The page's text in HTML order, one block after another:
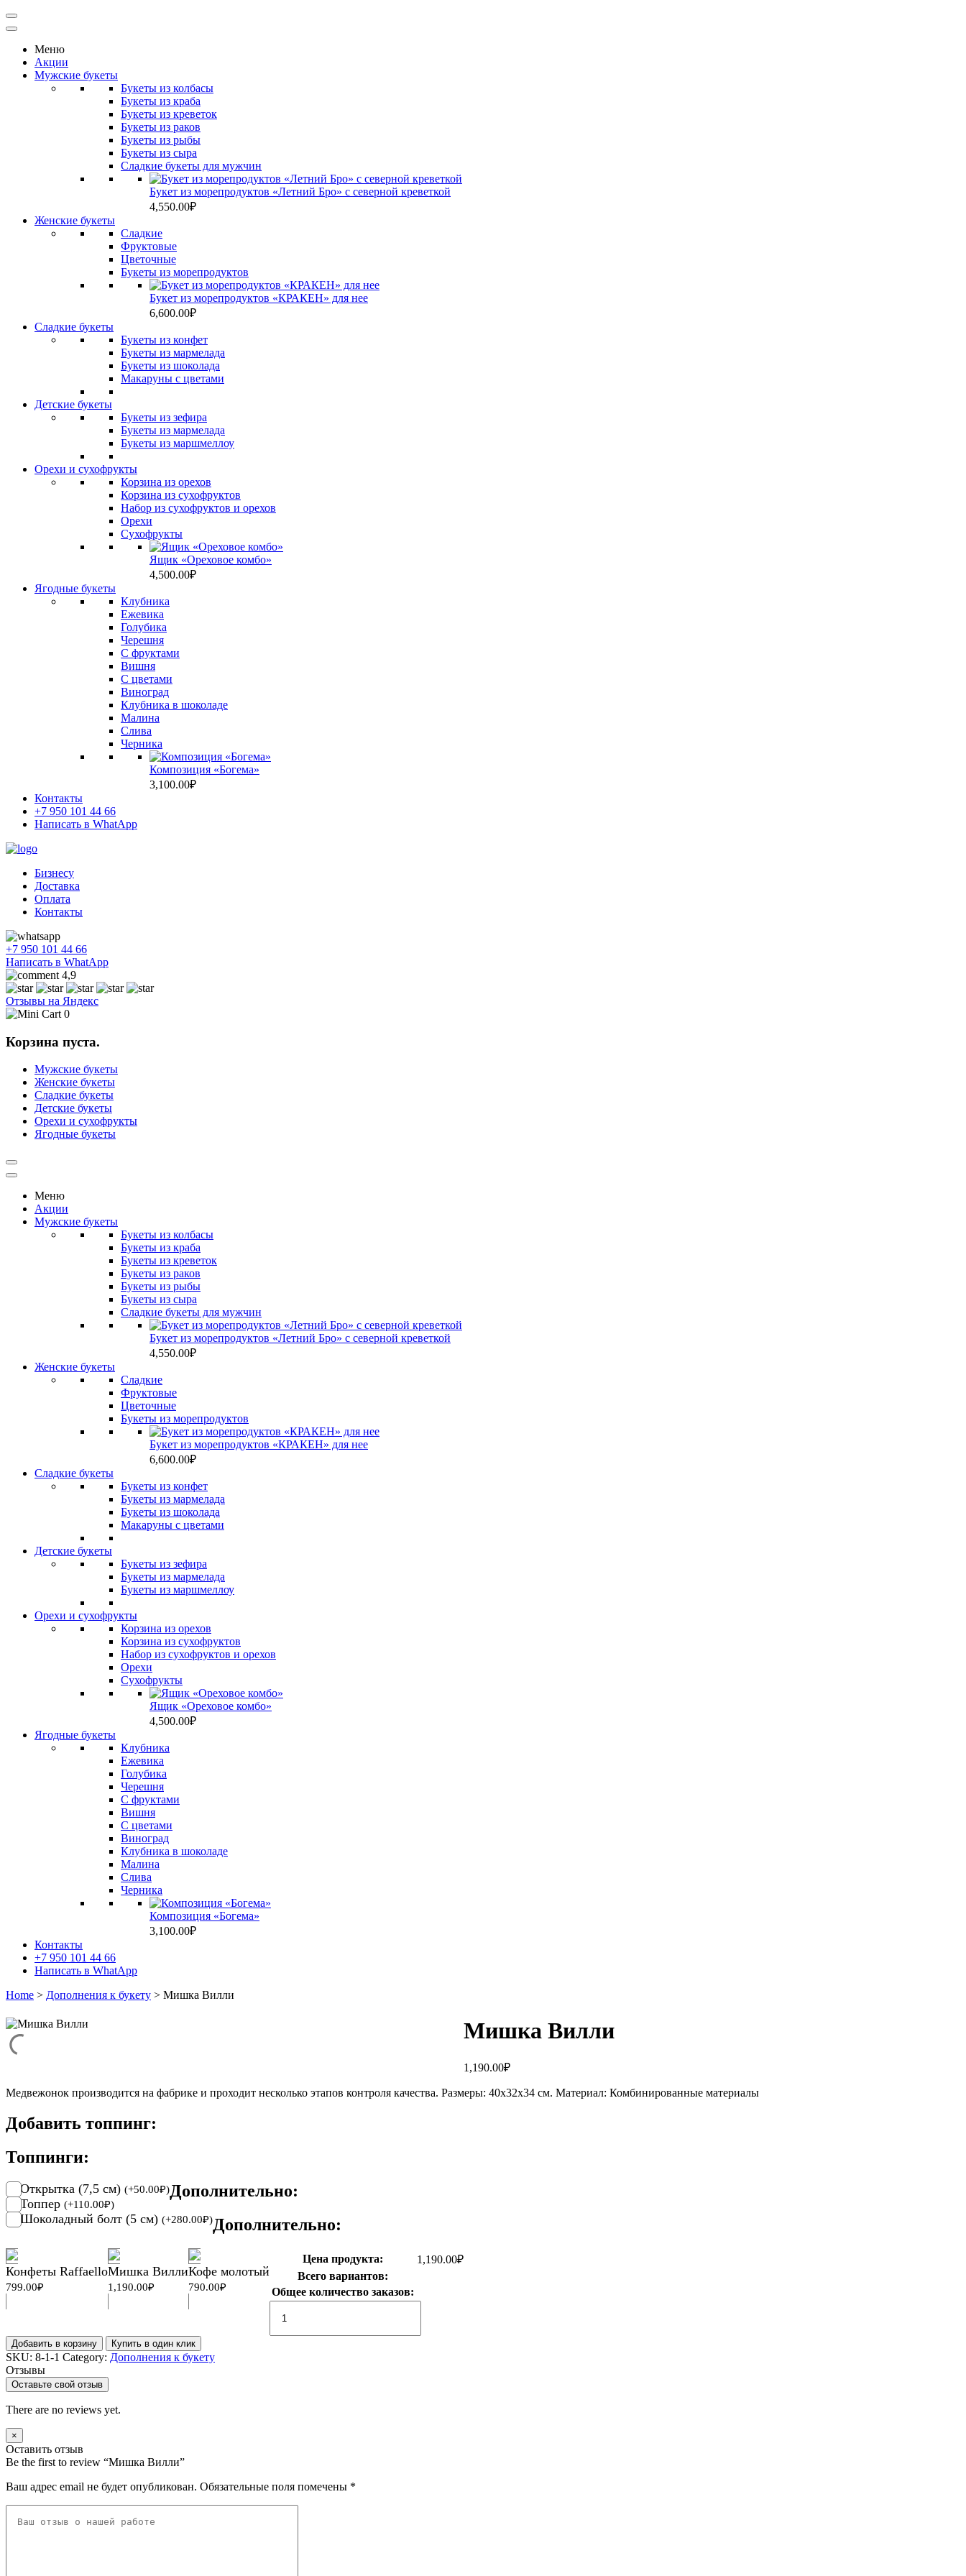
Меню
Акции
Мужские букеты
Букеты из колбасы
Букеты из краба
Букеты из креветок
Букеты из раков
Букеты из рыбы
Букеты из сыра
Сладкие букеты для мужчин
Букет из морепродуктов «Летний Бро» с северной креветкой
4,550.00₽
Женские букеты
Сладкие
Фруктовые
Цветочные
Букеты из морепродуктов
Букет из морепродуктов «КРАКЕН» для нее
6,600.00₽
Сладкие букеты
Букеты из конфет
Букеты из мармелада
Букеты из шоколада
Макаруны с цветами
Детские букеты
Букеты из зефира
Букеты из мармелада
Букеты из маршмеллоу
Орехи и сухофрукты
Корзина из орехов
Корзина из сухофруктов
Набор из сухофруктов и орехов
Орехи
Сухофрукты
Ящик «Ореховое комбо»
4,500.00₽
Ягодные букеты
Клубника
Ежевика
Голубика
Черешня
С фруктами
Вишня
C цветами
Виноград
Клубника в шоколаде
Малина
Слива
Черника
Композиция «Богема»
3,100.00₽
Контакты
+7 950 101 44 66
Написать в WhatApp
Бизнесу
Доставка
Оплата
Контакты
+7 950 101 44 66
Написать в WhatApp
4,9
Отзывы на Яндекс
0
Корзина пуста.
Мужские букеты
Женские букеты
Сладкие букеты
Детские букеты
Орехи и сухофрукты
Ягодные букеты
Меню
Акции
Мужские букеты
Букеты из колбасы
Букеты из краба
Букеты из креветок
Букеты из раков
Букеты из рыбы
Букеты из сыра
Сладкие букеты для мужчин
Букет из морепродуктов «Летний Бро» с северной креветкой
4,550.00₽
Женские букеты
Сладкие
Фруктовые
Цветочные
Букеты из морепродуктов
Букет из морепродуктов «КРАКЕН» для нее
6,600.00₽
Сладкие букеты
Букеты из конфет
Букеты из мармелада
Букеты из шоколада
Макаруны с цветами
Детские букеты
Букеты из зефира
Букеты из мармелада
Букеты из маршмеллоу
Орехи и сухофрукты
Корзина из орехов
Корзина из сухофруктов
Набор из сухофруктов и орехов
Орехи
Сухофрукты
Ящик «Ореховое комбо»
4,500.00₽
Ягодные букеты
Клубника
Ежевика
Голубика
Черешня
С фруктами
Вишня
C цветами
Виноград
Клубника в шоколаде
Малина
Слива
Черника
Композиция «Богема»
3,100.00₽
Контакты
+7 950 101 44 66
Написать в WhatApp
Home > Дополнения к букету > Мишка Вилли
Мишка Вилли
1,190.00₽
Медвежонок производится на фабрике и проходит несколько этапов контроля качества. Размеры: 40х32х34 см. Материал: Комбинированные материалы
Добавить топпинг:
Топпинги:
Открытка (7,5 см) (+50.00₽)
Топпер (+110.00₽)
Шоколадный болт (5 см) (+280.00₽)
Дополнительно:
Дополнительно:
Конфеты Raffaello
799.00₽
Мишка Вилли
1,190.00₽
Кофе молотый
790.00₽
Цена продукта: 1,190.00₽
Всего вариантов:
Общее количество заказов:
Вилли
Добавить в корзину Купить в один клик
SKU: 8-1-1 Category: Дополнения к букету
Отзывы
Оставьте свой отзыв
There are no reviews yet.
×
Оставить отзыв
Be the first to review “Мишка Вилли”
Ваш адрес email не будет опубликован. Обязательные поля помечены *